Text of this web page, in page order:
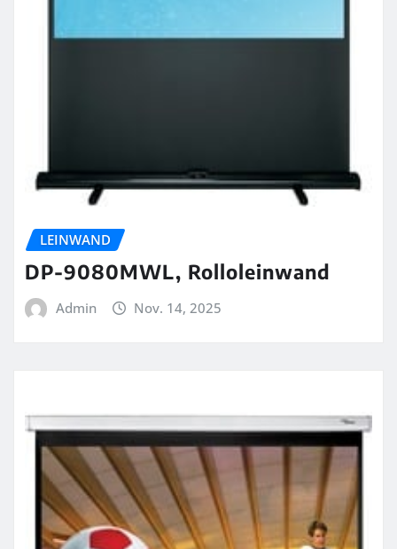
LEINWAND
DP-9080MWL, Rolloleinwand
Admin Nov. 14, 2025